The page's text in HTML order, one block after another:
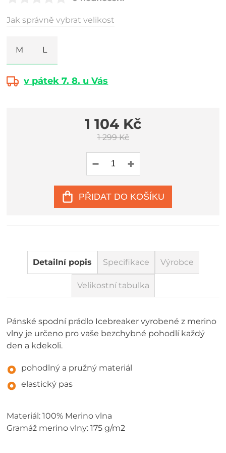
Jak správně vybrat velikost
M L
v pátek 7. 8. u Vás
1 104 Kč
1 299 Kč
PŘIDAT DO KOŠÍKU
Detailní popis Specifikace Výrobce
Velikostní tabulka
Pánské spodní prádlo Icebreaker vyrobené z merino
vlny je určeno pro vaše bezchybné pohodlí každý
den a kdekoli.
pohodlný a pružný materiál
elastický pas
Materiál: 100% Merino vlna
Gramáž merino vlny: 175 g/m2